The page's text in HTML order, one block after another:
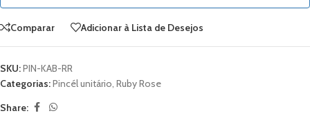
Comparar Adicionar à Lista de Desejos
SKU:PIN-KAB-RR
Categorias:Pincél unitário, Ruby Rose
Share: